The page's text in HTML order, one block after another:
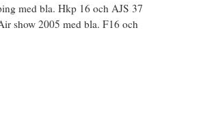
med bla. Hkp 16 och AJS 37
show 2005 med bla. F16 och